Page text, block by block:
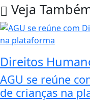
Veja
Direitos
AGU se reúne
de crianças na